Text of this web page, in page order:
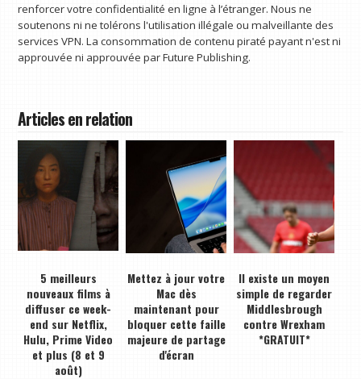
renforcer votre confidentialité en ligne à l’étranger. Nous ne
soutenons ni ne tolérons l'utilisation illégale ou malveillante des
services VPN. La consommation de contenu piraté payant n'est ni
approuvée ni approuvée par Future Publishing.
Articles en relation
5 meilleurs
nouveaux films à
diffuser ce week-
end sur Netflix,
Hulu, Prime Video
et plus (8 et 9
août)
Mettez à jour votre
Mac dès
maintenant pour
bloquer cette faille
majeure de partage
d'écran
Il existe un moyen
simple de regarder
Middlesbrough
contre Wrexham
*GRATUIT*